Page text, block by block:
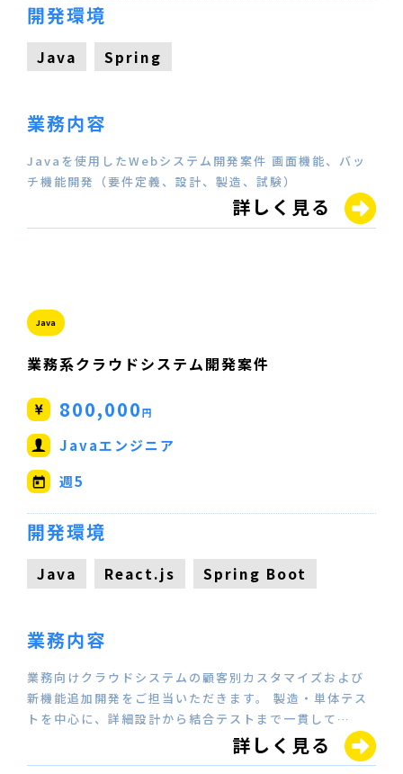
開発環境
Java Spring
業務内容
Javaを使用したWebシステム開発案件 画面機能、バッ
チ機能開発（要件定義、設計、製造、試験）
詳しく見る
Java
業務系クラウドシステム開発案件
800,000円
Javaエンジニア
週5
開発環境
Java React.js Spring Boot
業務内容
業務向けクラウドシステムの顧客別カスタマイズおよび
新機能追加開発をご担当いただきます。 製造・単体テス
トを中心に、詳細設計から結合テストまで一貫して…
詳しく見る